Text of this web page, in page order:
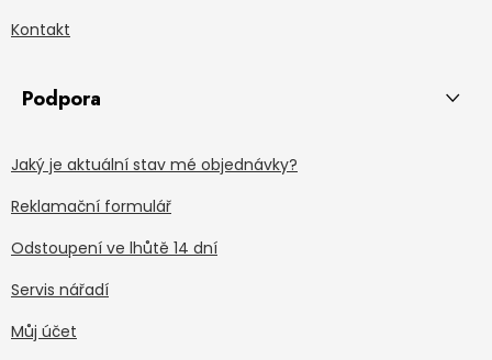
Kontakt
Podpora
Jaký je aktuální stav mé objednávky?
Reklamační formulář
Odstoupení ve lhůtě 14 dní
Servis nářadí
Můj účet